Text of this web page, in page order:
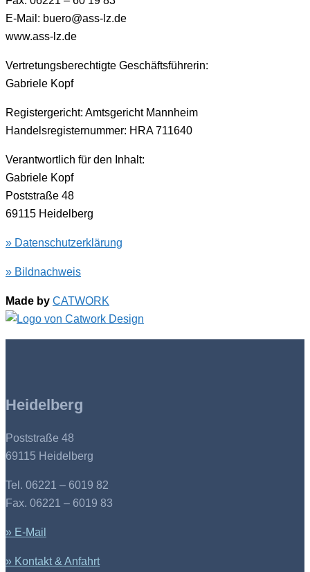
E-Mail: buero@ass-lz.de
www.ass-lz.de
Vertretungsberechtigte Geschäftsführerin:
Gabriele Kopf
Registergericht: Amtsgericht Mannheim
Handelsregisternummer: HRA 711640
Verantwortlich für den Inhalt:
Gabriele Kopf
Poststraße 48
69115 Heidelberg
» Datenschutzerklärung
» Bildnachweis
Made by CATWORK
Heidelberg
Poststraße 48
69115 Heidelberg
Tel. 06221 – 6019 82
Fax. 06221 – 6019 83
» E-Mail
» Kontakt & Anfahrt